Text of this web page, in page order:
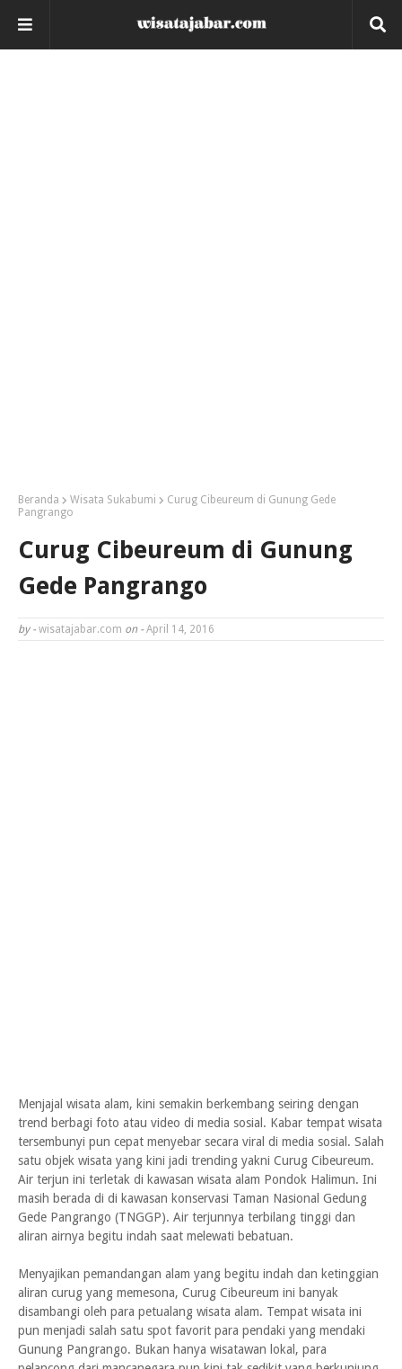
Beranda Wisata Sukabumi
Curug Cibeureum di Gunung Gede
Pangrango
Curug Cibeureum di Gunung
Gede Pangrango
by - wisatajabar.com on - April 14, 2016
Menjajal wisata alam, kini semakin berkembang seiring dengan
trend berbagi foto atau video di media sosial. Kabar tempat wisata
tersembunyi pun cepat menyebar secara viral di media sosial. Salah
satu objek wisata yang kini jadi trending yakni Curug Cibeureum.
Air terjun ini terletak di kawasan wisata alam Pondok Halimun. Ini
masih berada di di kawasan konservasi Taman Nasional Gedung
Gede Pangrango (TNGGP). Air terjunnya terbilang tinggi dan
aliran airnya begitu indah saat melewati bebatuan.
Menyajikan pemandangan alam yang begitu indah dan ketinggian
aliran curug yang memesona, Curug Cibeureum ini banyak
disambangi oleh para petualang wisata alam. Tempat wisata ini
pun menjadi salah satu spot favorit para pendaki yang mendaki
Gunung Pangrango. Bukan hanya wisatawan lokal, para